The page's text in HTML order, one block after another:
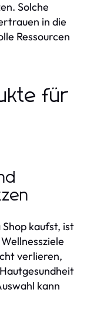
Solche
in die
Ressourcen
für
kaufst, ist
verlieren,
kann